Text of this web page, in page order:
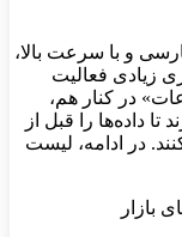
و با سرعت بالا،
زیادی فعالیت
در کنار هم،
تا داده‌ها را قبل از
در ادامه، لیست
بازار